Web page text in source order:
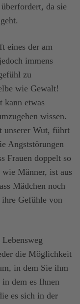
da sie
eines der am
immens
zu
wie Gewalt!
kann etwas
wissen.
unserer Wut, führt
Angststörungen
Frauen doppelt so
Männer, ist aus
Mädchen noch
Gefühle von
die Möglichkeit
in dem Sie ihm
dem es Ihnen
es sich in der